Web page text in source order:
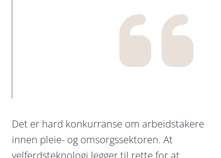
Det er hard konkurranse om arbeidstakere
innen pleie- og omsorgssektoren. At